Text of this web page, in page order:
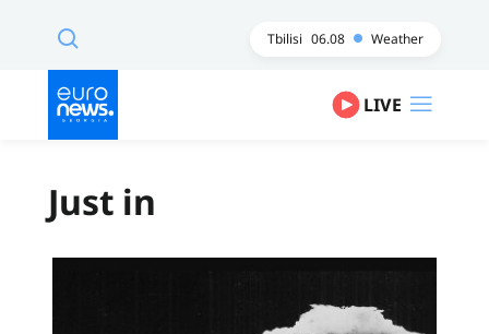
Tbilisi 06.08 Weather
LIVE
Just in